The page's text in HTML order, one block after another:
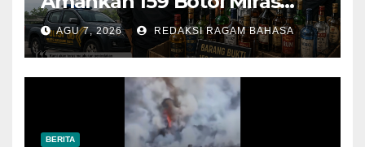
Ilegal dari Tiga Lokasi dalam
Operasi Penyakit Masyarakat
AGU 7, 2026 REDAKSI RAGAM BAHASA
BERITA